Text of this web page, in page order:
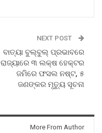
NEXT POST
ବାତ୍ୟା ବୁଲ୍‌ବୁଲ୍‌ ପ୍ରଭାବରେ
ରାଜ୍ୟାରେ ୩ ଲକ୍ଷ ହେକ୍ଟର
ଜମିରେ ଫସଲ ନଷ୍ଟ, ୫
ଜଣଙ୍କର ମୃତ୍ୟୁ ସୂଚନା
More From Author